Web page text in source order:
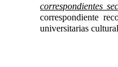
correspondientes
correspondiente
universitarias